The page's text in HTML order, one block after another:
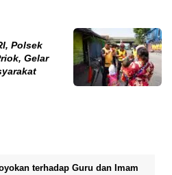
Polsek
Gelar
terhadap Guru dan Imam